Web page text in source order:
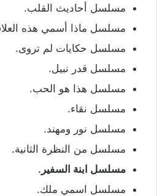
مسلسل أحاديث القلب.
مسلسل ماذا أسمي هذه
مسلسل حكايات لم تروى.
مسلسل قدر نبيل.
مسلسل هذا هو الحب.
مسلسل نقاء.
مسلسل نور ومهند.
مسلسل من النظرة الثانية.
مسلسل ابنة السفير.
مسلسل اسمي ملك.